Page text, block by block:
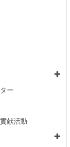
ー
献活動